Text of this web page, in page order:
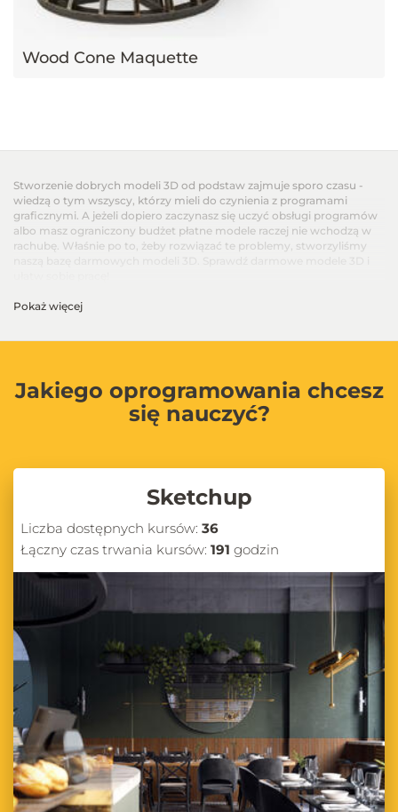
Wood Cone Maquette
Stworzenie dobrych modeli 3D od podstaw zajmuje sporo czasu -
wiedzą o tym wszyscy, którzy mieli do czynienia z programami
graficznymi. A jeżeli dopiero zaczynasz się uczyć obsługi programów
albo masz ograniczony budżet płatne modele raczej nie wchodzą w
rachubę. Właśnie po to, żeby rozwiązać te problemy, stworzyliśmy
Pokaż więcej
Jakiego oprogramowania chcesz
się nauczyć?
Sketchup
Liczba dostępnych kursów: 36
Łączny czas trwania kursów: 191 godzin